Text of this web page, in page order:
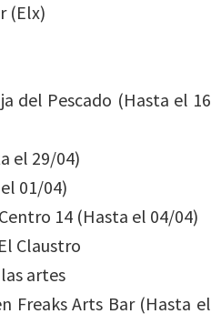
(Elx)
del Pescado (Hasta el 16
el 29/04)
01/04)
14 (Hasta el 04/04)
Claustro
artes
Freaks Arts Bar (Hasta el